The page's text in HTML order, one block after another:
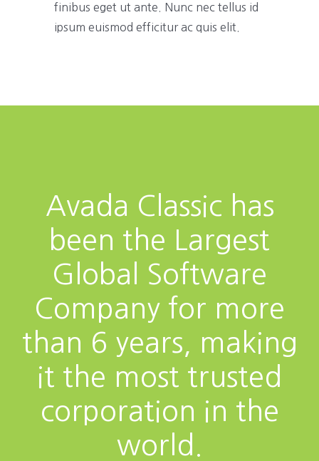
finibus eget ut ante. Nunc nec tellus id
ipsum euismod efficitur ac quis elit.
Avada Classic has
been the Largest
Global Software
Company for more
than 6 years, making
it the most trusted
corporation in the
world.